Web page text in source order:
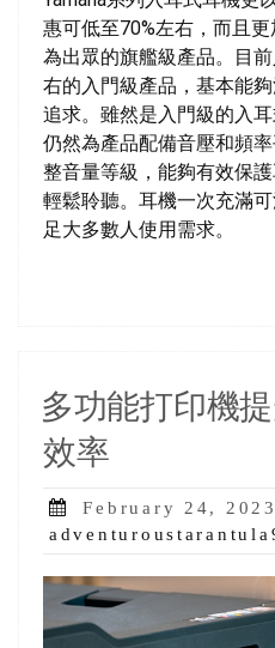
惠可低至70%左右，而且
為出眾的旗艦級產品。目
右的入門級產品，基本能
追求。雖然是入門級的入
仍然為產品配備音壓和頻
整音量等級，能夠有效保
輕鬆聆聽。耳機一次充滿
足大多數人使用需求。
多功能打印機
效率
Posted
on
February 24, 2023